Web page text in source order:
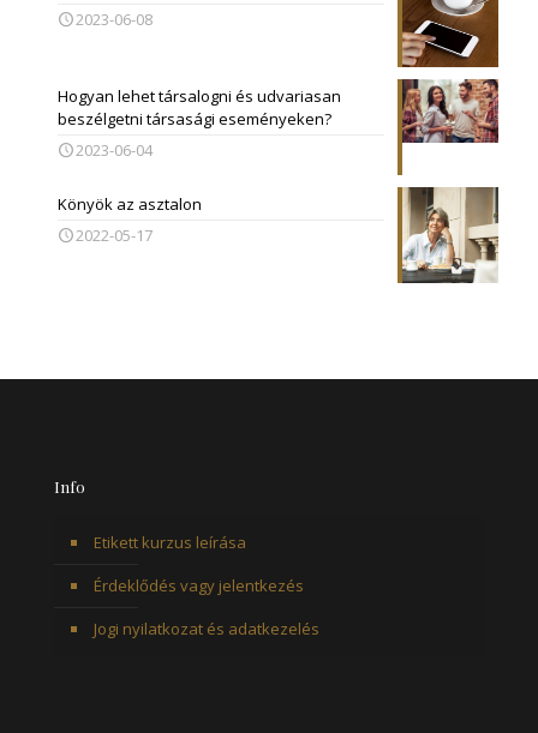
2023-06-08
Hogyan lehet társalogni és udvariasan
beszélgetni társasági eseményeken?
2023-06-04
Könyök az asztalon
2022-05-17
Info
Etikett kurzus leírása
Érdeklődés vagy jelentkezés
Jogi nyilatkozat és adatkezelés